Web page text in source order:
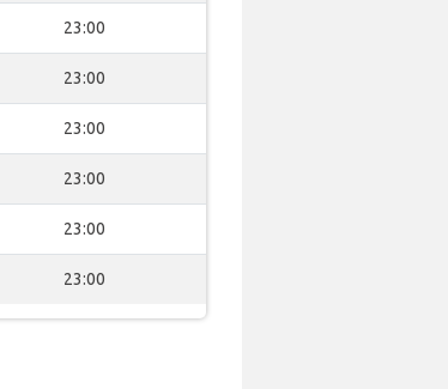
23:00
23:00
23:00
23:00
23:00
23:00